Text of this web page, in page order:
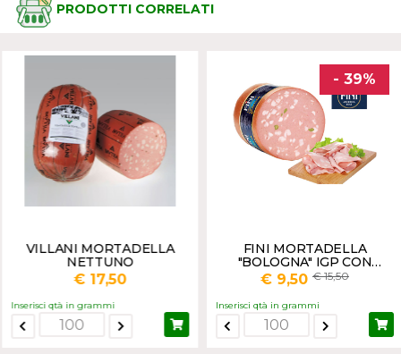
PRODOTTI CORRELATI
VILLANI MORTADELLA
NETTUNO
€ 17,50
Inserisci qtà in grammi
- 39%
FINI MORTADELLA
"BOLOGNA" IGP CON
PISTACCHIO
€ 9,50 15,50
Inserisci qtà in grammi